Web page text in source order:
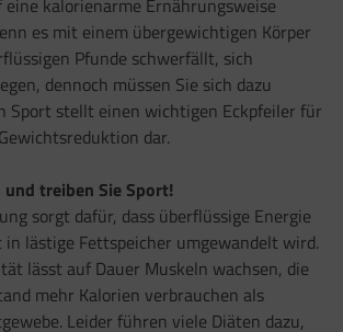
kalorienarme Ernährungsweise
es mit einem übergewichtigen Körper
Pfunde schwerfällt, sich
dennoch müssen Sie sich dazu
Sport stellt einen wichtigen Eckpfeiler für
dar.
und treiben Sie Sport!
sorgt dafür, dass überflüssige Energie
lästige Fettspeicher umgewandelt wird.
lässt auf Dauer Muskeln wachsen, die
mehr Kalorien verbrauchen als
Leider führen viele Diäten dazu,